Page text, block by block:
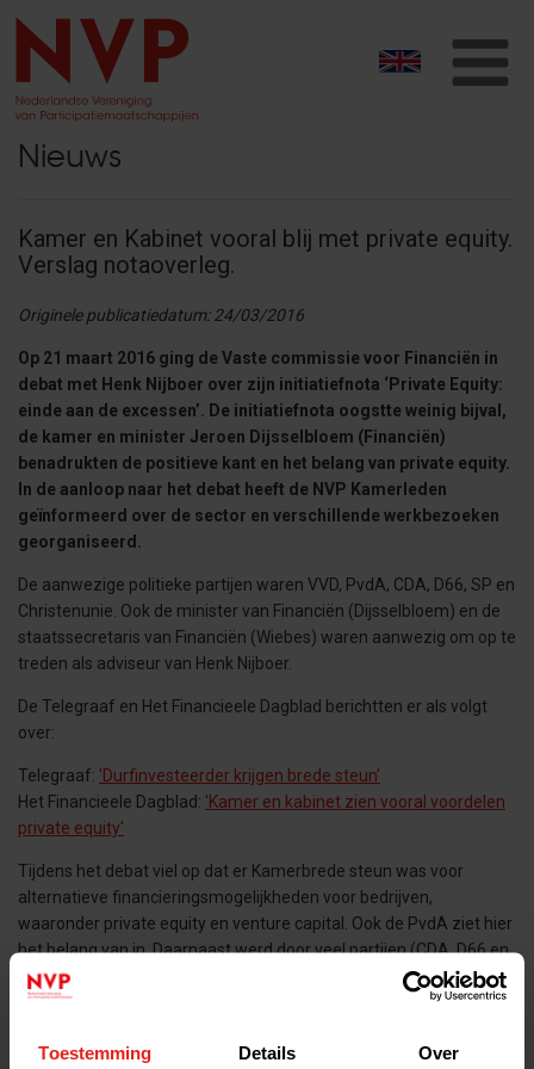
Toestemming Details Over
Nieuws
Kamer en Kabinet vooral blij met private equity.
Verslag notaoverleg.
Originele publicatiedatum: 24/03/2016
Op 21 maart 2016 ging de Vaste commissie voor Financiën in
debat met Henk Nijboer over zijn initiatiefnota ‘Private Equity:
einde aan de excessen’. De initiatiefnota oogstte weinig bijval,
de kamer en minister Jeroen Dijsselbloem (Financiën)
benadrukten de positieve kant en het belang van private equity.
In de aanloop naar het debat heeft de NVP Kamerleden
geïnformeerd over de sector en verschillende werkbezoeken
georganiseerd.
De aanwezige politieke partijen waren VVD, PvdA, CDA, D66, SP en
Christenunie. Ook de minister van Financiën (Dijsselbloem) en de
staatssecretaris van Financiën (Wiebes) waren aanwezig om op te
treden als adviseur van Henk Nijboer.
De Telegraaf en Het Financieele Dagblad berichtten er als volgt
over:
Telegraaf: 'Durfinvesteerder krijgen brede steun'
Het Financieele Dagblad: 'Kamer en kabinet zien vooral voordelen
private equity'
Tijdens het debat viel op dat er Kamerbrede steun was voor
alternatieve financieringsmogelijkheden voor bedrijven,
waaronder private equity en venture capital. Ook de PvdA ziet hier
het belang van in. Daarnaast werd door veel partijen (CDA, D66 en
VVD) de toon van de heer Nijboer als ronkend beschouwd. Die toon
stond in schril contrast met de genuanceerdere brief en toon van